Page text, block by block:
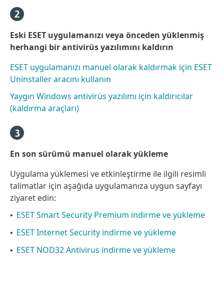
Eski ESET uygulamanızı veya önceden yüklenmiş
herhangi bir antivirüs yazılımını kaldırın
ESET uygulamanızı manuel olarak kaldırmak için ESET
Uninstaller aracını kullanın
Yaygın Windows antivirüs yazılımı için kaldırıcılar
(kaldırma araçları)
En son sürümü manuel olarak yükleme
Uygulama yüklemesi ve etkinleştirme ile ilgili resimli
talimatlar için aşağıda uygulamanıza uygun sayfayı
ziyaret edin:
• ESET Smart Security Premium indirme ve yükleme
• ESET Internet Security indirme ve yükleme
• ESET NOD32 Antivirus indirme ve yükleme